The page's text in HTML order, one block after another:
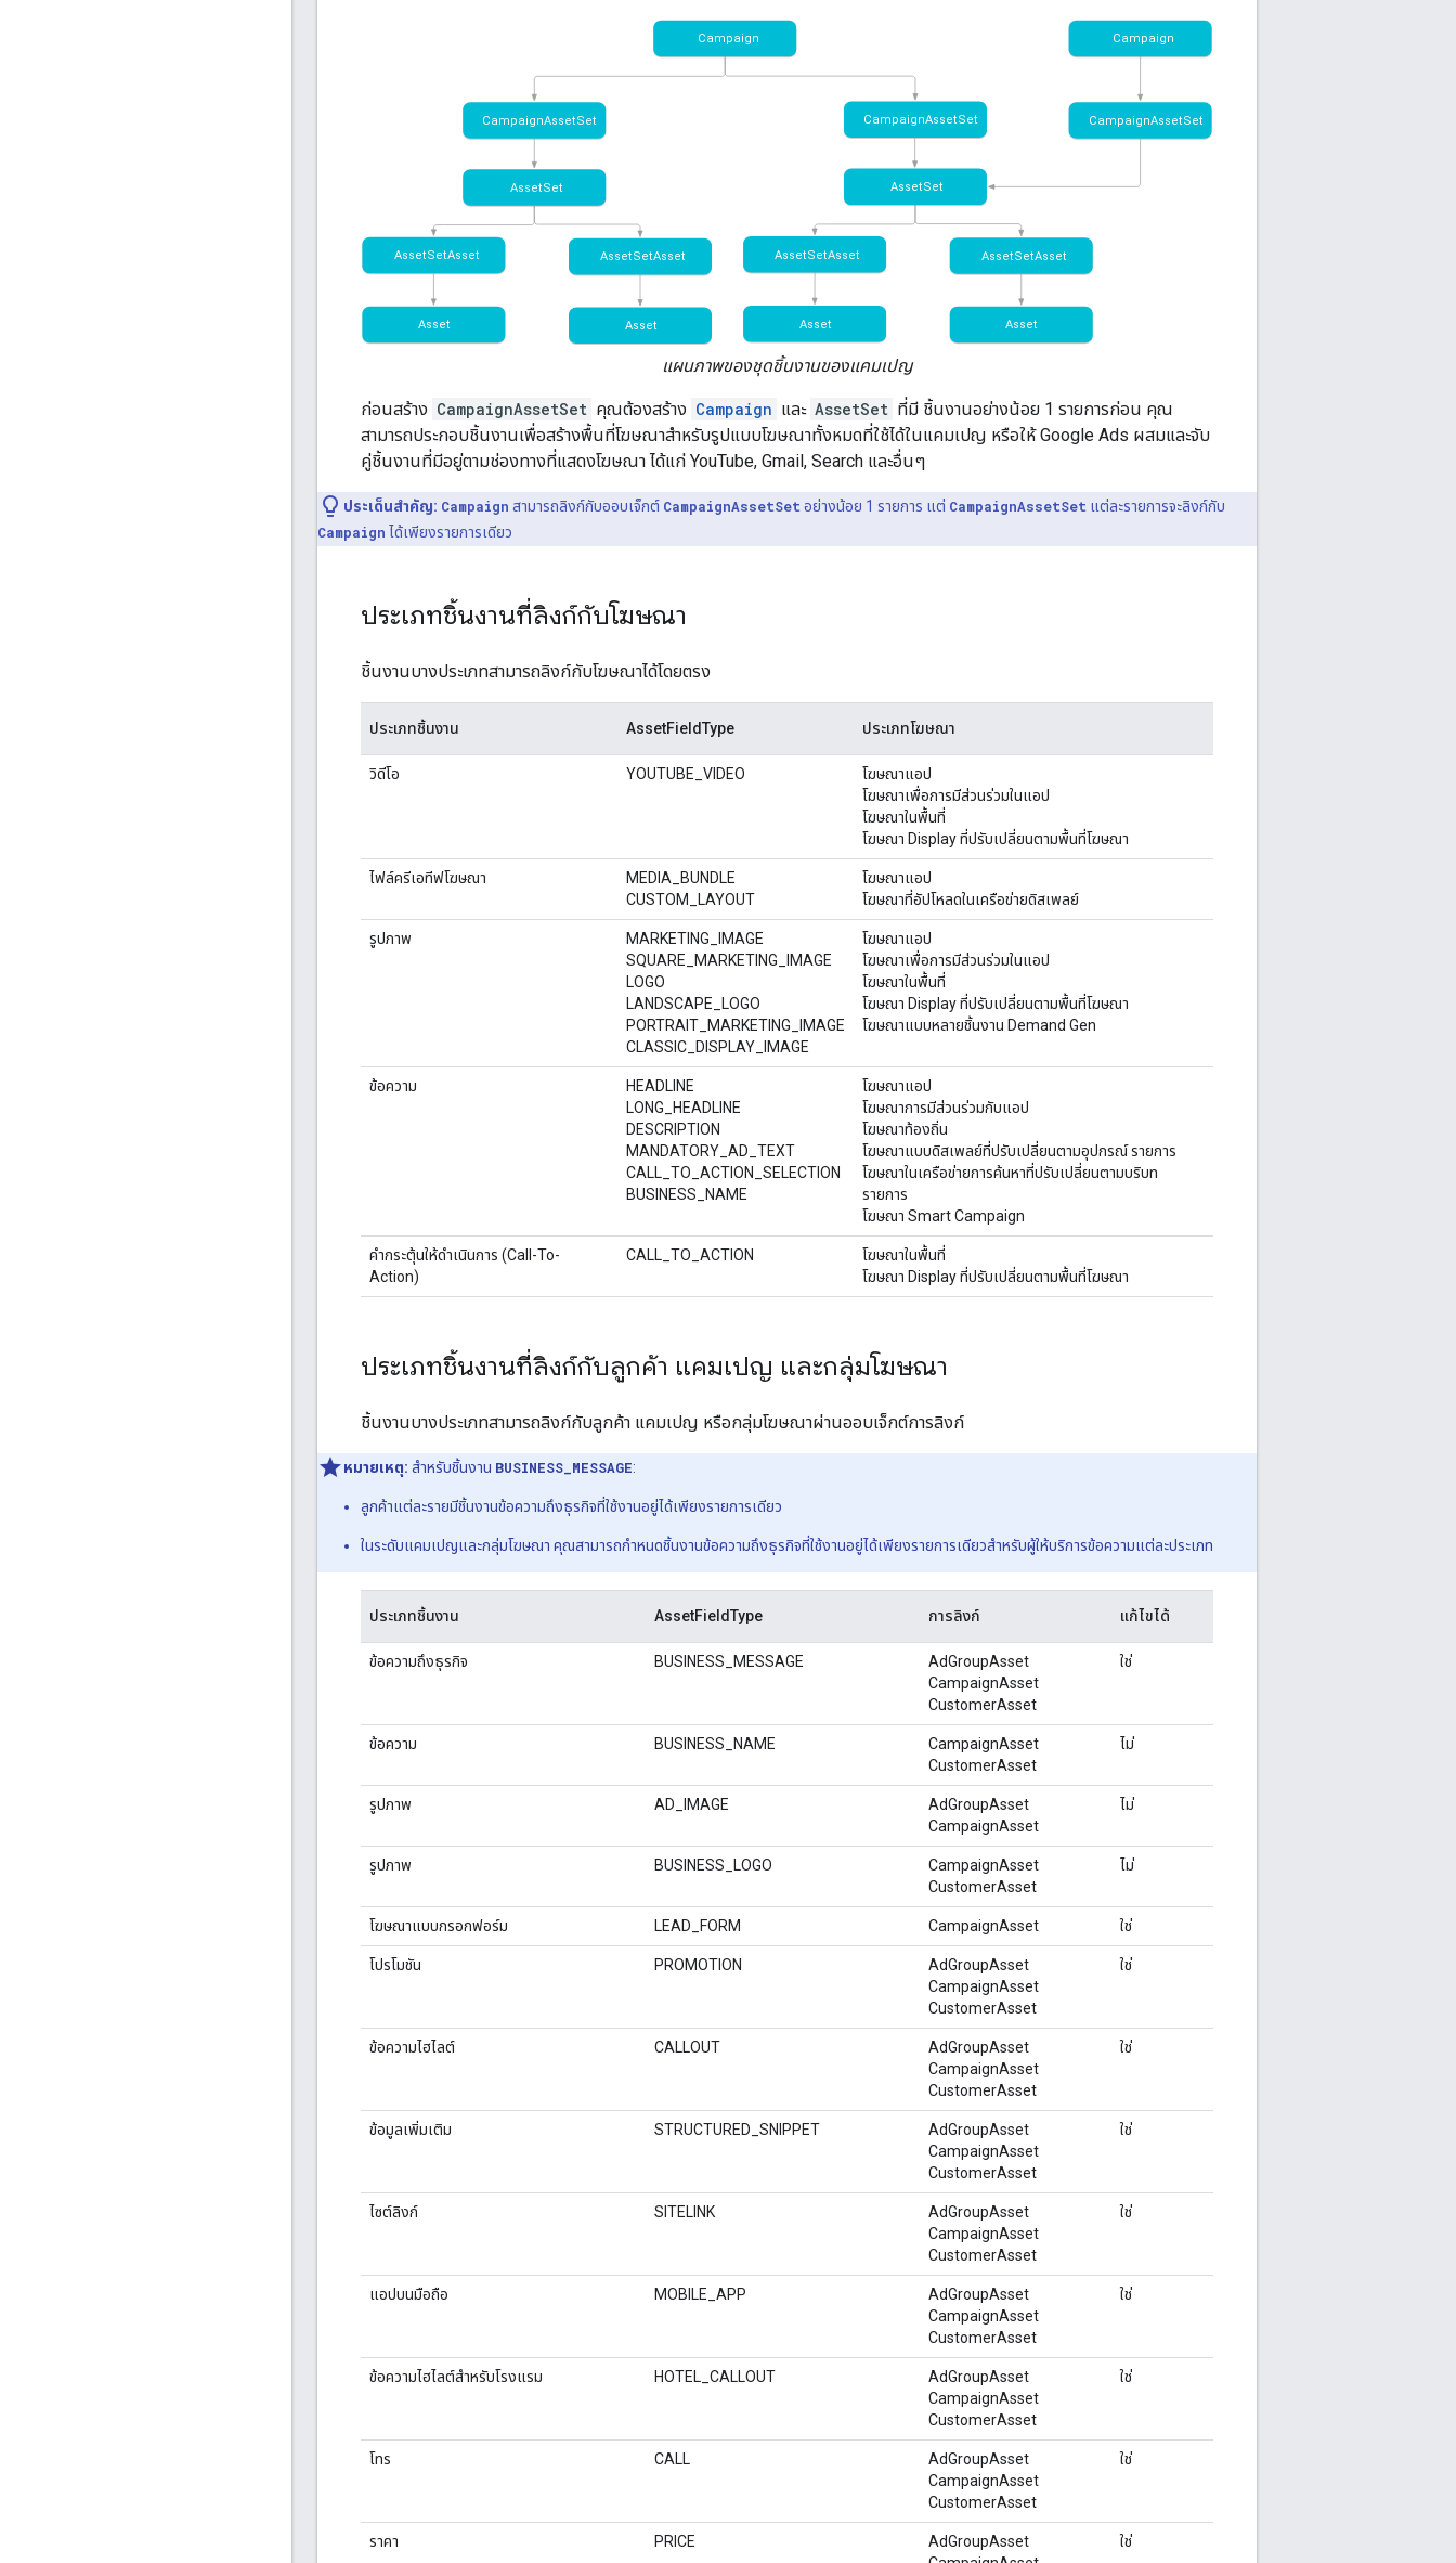
แผนภาพของชุดชิ้นงานของแคมเปญ
ก่อนสร้าง CampaignAssetSet คุณต้องสร้าง Campaign และ AssetSet ที่มี ชิ้นงานอย่างน้อย 1 รายการก่อน คุณ
สามารถประกอบชิ้นงานเพื่อสร้างพื้นที่โฆษณาสำหรับรูปแบบโฆษณาทั้งหมดที่ใช้ได้ในแคมเปญ หรือให้ Google Ads ผสมและจับ
คู่ชิ้นงานที่มีอยู่ตามช่องทางที่แสดงโฆษณา ได้แก่ YouTube, Gmail, Search และอื่นๆ
ประเด็นสำคัญ: Campaign สามารถลิงก์กับออบเจ็กต์ CampaignAssetSet อย่างน้อย 1 รายการ แต่ CampaignAssetSet แต่ละรายการจะลิงก์กับ
Campaign ได้เพียงรายการเดียว
ประเภทชิ้นงานที่ลิงก์กับโฆษณา
ชิ้นงานบางประเภทสามารถลิงก์กับโฆษณาได้โดยตรง
ประเภทชิ้นงาน AssetFieldType ประเภทโฆษณา
วิดีโอ YOUTUBE_VIDEO
โฆษณาแอป
โฆษณาเพื่อการมีส่วนร่วมในแอป
โฆษณาในพื้นที่
โฆษณา Display ที่ปรับเปลี่ยนตามพื้นที่โฆษณา
ไฟล์ครีเอทีฟโฆษณา
MEDIA_BUNDLE
CUSTOM_LAYOUT
โฆษณาแอป
โฆษณาที่อัปโหลดในเครือข่ายดิสเพลย์
รูปภาพ
MARKETING_IMAGE
SQUARE_MARKETING_IMAGE
LOGO
LANDSCAPE_LOGO
PORTRAIT_MARKETING_IMAGE
CLASSIC_DISPLAY_IMAGE
โฆษณาแอป
โฆษณาเพื่อการมีส่วนร่วมในแอป
โฆษณาในพื้นที่
โฆษณา Display ที่ปรับเปลี่ยนตามพื้นที่โฆษณา
โฆษณาแบบหลายชิ้นงาน Demand Gen
ข้อความ
HEADLINE
LONG_HEADLINE
DESCRIPTION
MANDATORY_AD_TEXT
CALL_TO_ACTION_SELECTION
BUSINESS_NAME
โฆษณาแอป
โฆษณาการมีส่วนร่วมกับแอป
โฆษณาท้องถิ่น
โฆษณาแบบดิสเพลย์ที่ปรับเปลี่ยนตามอุปกรณ์ รายการ
โฆษณาในเครือข่ายการค้นหาที่ปรับเปลี่ยนตามบริบท
รายการ
โฆษณา Smart Campaign
คำกระตุ้นให้ดำเนินการ (Call-To-
Action)
CALL_TO_ACTION
โฆษณาในพื้นที่
โฆษณา Display ที่ปรับเปลี่ยนตามพื้นที่โฆษณา
ประเภทชิ้นงานที่ลิงก์กับลูกค้า แคมเปญ และกลุ่มโฆษณา
ชิ้นงานบางประเภทสามารถลิงก์กับลูกค้า แคมเปญ หรือกลุ่มโฆษณาผ่านออบเจ็กต์การลิงก์
หมายเหตุ: สำหรับชิ้นงาน BUSINESS_MESSAGE:
ลูกค้าแต่ละรายมีชิ้นงานข้อความถึงธุรกิจที่ใช้งานอยู่ได้เพียงรายการเดียว
ในระดับแคมเปญและกลุ่มโฆษณา คุณสามารถกำหนดชิ้นงานข้อความถึงธุรกิจที่ใช้งานอยู่ได้เพียงรายการเดียวสำหรับผู้ให้บริการข้อความแต่ละประเภท
ประเภทชิ้นงาน AssetFieldType การลิงก์ แก้ไขได้
ข้อความถึงธุรกิจ BUSINESS_MESSAGE
AdGroupAsset
CampaignAsset
CustomerAsset
ใช่
ข้อความ BUSINESS_NAME
CampaignAsset
CustomerAsset
ไม่
รูปภาพ AD_IMAGE
AdGroupAsset
CampaignAsset
ไม่
รูปภาพ BUSINESS_LOGO
CampaignAsset
CustomerAsset
ไม่
โฆษณาแบบกรอกฟอร์ม LEAD_FORM CampaignAsset ใช่
โปรโมชัน PROMOTION
AdGroupAsset
CampaignAsset
CustomerAsset
ใช่
ข้อความไฮไลต์ CALLOUT
AdGroupAsset
CampaignAsset
CustomerAsset
ใช่
ข้อมูลเพิ่มเติม STRUCTURED_SNIPPET
AdGroupAsset
CampaignAsset
CustomerAsset
ใช่
ไซต์ลิงก์ SITELINK
AdGroupAsset
CampaignAsset
CustomerAsset
ใช่
แอปบนมือถือ MOBILE_APP
AdGroupAsset
CampaignAsset
CustomerAsset
ใช่
ข้อความไฮไลต์สำหรับโรงแรม HOTEL_CALLOUT
AdGroupAsset
CampaignAsset
CustomerAsset
ใช่
โทร CALL
AdGroupAsset
CampaignAsset
CustomerAsset
ใช่
ราคา PRICE
AdGroupAsset
ใช่